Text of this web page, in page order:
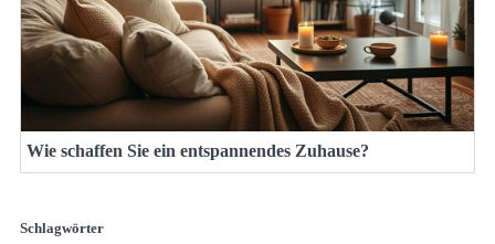
Wie schaffen Sie ein entspannendes Zuhause?
Schlagwörter